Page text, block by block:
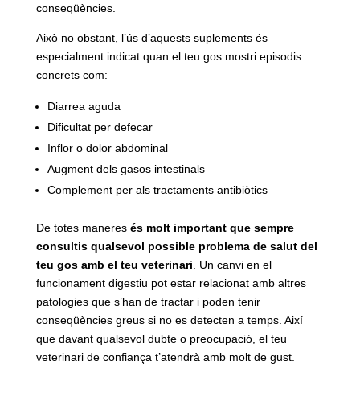
conseqüències.
Això no obstant, l’ús d’aquests suplements és
especialment indicat quan el teu gos mostri episodis
concrets com:
Diarrea aguda
Dificultat per defecar
Inflor o dolor abdominal
Augment dels gasos intestinals
Complement per als tractaments antibiòtics
De totes maneres és molt important que sempre
consultis qualsevol possible problema de salut del
teu gos amb el teu veterinari . Un canvi en el
funcionament digestiu pot estar relacionat amb altres
patologies que s’han de tractar i poden tenir
conseqüències greus si no es detecten a temps. Així
que davant qualsevol dubte o preocupació, el teu
veterinari de confiança t’atendrà amb molt de gust.